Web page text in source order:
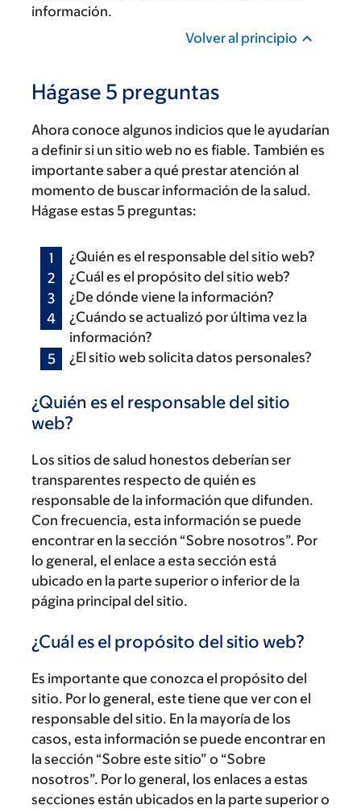
información.
Volver al principio
Hágase 5 preguntas
Ahora conoce algunos indicios que le ayudarían
a definir si un sitio web no es fiable. También es
importante saber a qué prestar atención al
momento de buscar información de la salud.
Hágase estas 5 preguntas:
¿Quién es el responsable del sitio web?
¿Cuál es el propósito del sitio web?
¿De dónde viene la información?
¿Cuándo se actualizó por última vez la
información?
¿El sitio web solicita datos personales?
¿Quién es el responsable del sitio
web?
Los sitios de salud honestos deberían ser
transparentes respecto de quién es
responsable de la información que difunden.
Con frecuencia, esta información se puede
encontrar en la sección “Sobre nosotros”. Por
lo general, el enlace a esta sección está
ubicado en la parte superior o inferior de la
página principal del sitio.
¿Cuál es el propósito del sitio web?
Es importante que conozca el propósito del
sitio. Por lo general, este tiene que ver con el
responsable del sitio. En la mayoría de los
casos, esta información se puede encontrar en
la sección “Sobre este sitio” o “Sobre
nosotros”. Por lo general, los enlaces a estas
secciones están ubicados en la parte superior o